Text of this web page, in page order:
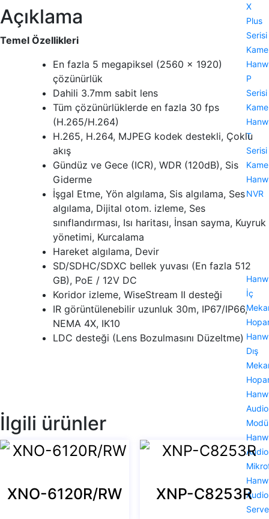
X
Plus
Serisi
P
Serisi
T
Serisi
NVR
İç
Dış
Audio
Audio
Audio
Açıklama
Temel Özellikleri
En fazla 5 megapiksel (2560 x 1920)
çözünürlük
Dahili 3.7mm sabit lens
Tüm çözünürlüklerde en fazla 30 fps
(H.265/H.264)
H.265, H.264, MJPEG kodek destekli, Çoklu
akış
Gündüz ve Gece (ICR), WDR (120dB), Sis
Giderme
İşgal Etme, Yön algılama, Sis algılama, Ses
algılama, Dijital otom. izleme, Ses
sınıflandırması, Isı haritası, İnsan sayma, Kuyruk
yönetimi, Kurcalama
Hareket algılama, Devir
SD/SDHC/SDXC bellek yuvası (En fazla 512
GB), PoE / 12V DC
Koridor izleme, WiseStream II desteği
IR görüntülenebilir uzunluk 30m, IP67/IP66,
NEMA 4X, IK10
LDC desteği (Lens Bozulmasını Düzeltme)
İlgili ürünler
XNO-6120R/RW XNP-C8253R